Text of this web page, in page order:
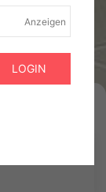
Anzeigen